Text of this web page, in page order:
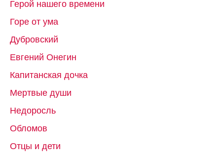
Герой нашего времени
Горе от ума
Дубровский
Евгений Онегин
Капитанская дочка
Мертвые души
Недоросль
Обломов
Отцы и дети